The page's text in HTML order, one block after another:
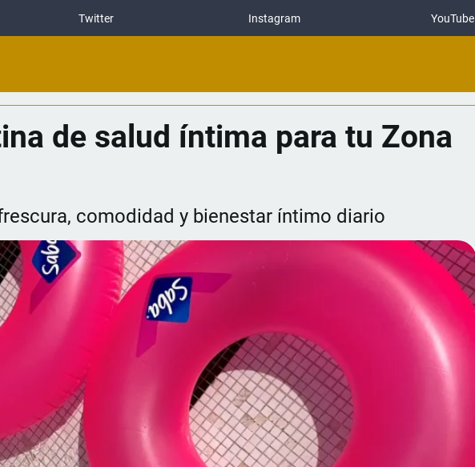
Twitter Instagram YouTube
de salud íntima para tu Zona
comodidad y bienestar íntimo diario